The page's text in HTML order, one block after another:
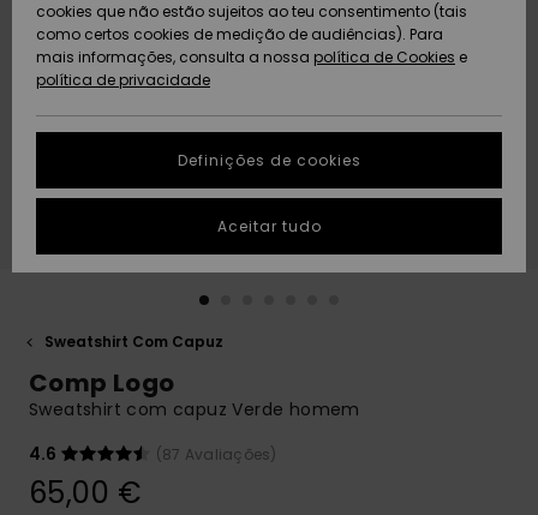
Artigos
recém-
chegados
Coleções
Artigos
recém-
chegados
Highlights
Community
AJUDA
Protecção de
dados
Guia de
tamanhos
conversa para
obteres a
resposta mais
rápida à tua
respostas
para as
SUSTAINABILITY
PRESENTE
DESEJO
Sweatshirt Com Capuz
Comp Logo
Sweatshirt com capuz Verde homem
4.6
(87 Avaliações)
65,00 €
cookies que não estão sujeitos ao teu consentimento (tais
como certos cookies de medição de audiências). Para
mais informações, consulta a nossa política de Cookies e
política de privacidade
Definições de cookies
Aceitar tudo